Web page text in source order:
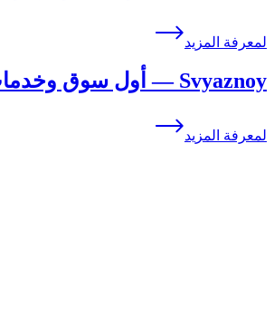
لمعرفة المزيد
Svyaznoy — أول سوق وخدمات مصرفية عبر الإنترنت في روسيا
لمعرفة المزيد